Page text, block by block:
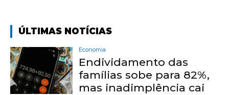
ÚLTIMAS NOTÍCIAS
Economia
Endividamento das
famílias sobe para 82%,
mas inadimplência cai